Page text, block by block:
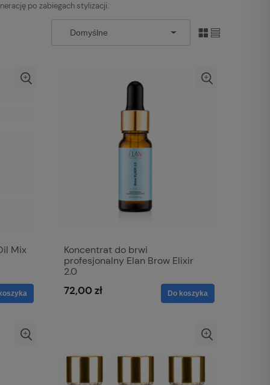
po zabiegach stylizacji.
Mix
Koncentrat do brwi
profesjonalny Elan Brow Elixir
2.0
72,00 zł Do koszyka